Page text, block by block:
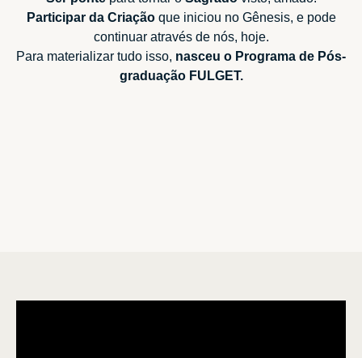
Participar da Criaçãoque iniciou no Gênesis, e pode
continuar através de nós, hoje.
Para materializar tudo isso, nasceu o Programa de Pós-
graduação FULGET.